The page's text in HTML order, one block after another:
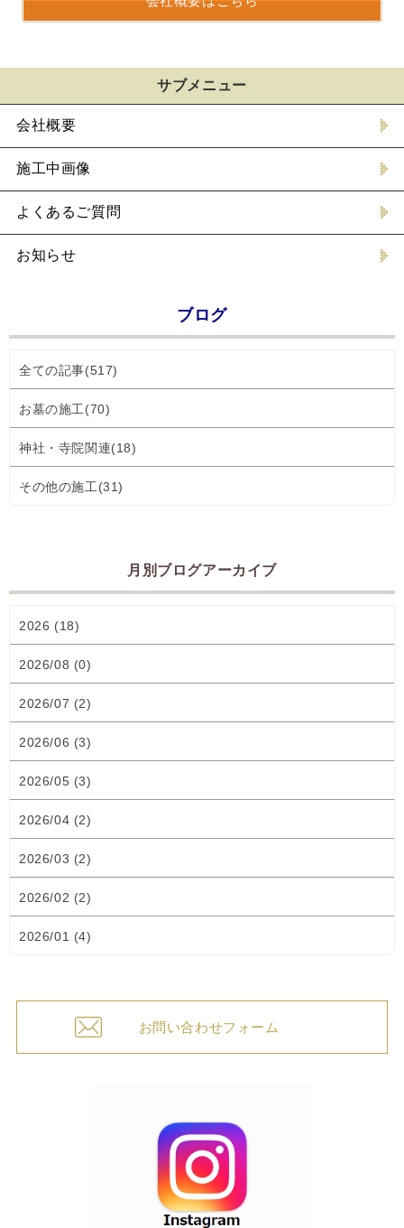
サブメニュー
会社概要
施工中画像
よくあるご質問
お知らせ
ブログ
全ての記事(517)
お墓の施工(70)
神社・寺院関連(18)
その他の施工(31)
月別ブログアーカイブ
2026 (18)
2026/08 (0)
2026/07 (2)
2026/06 (3)
2026/05 (3)
2026/04 (2)
2026/03 (2)
2026/02 (2)
2026/01 (4)
お問い合わせフォーム